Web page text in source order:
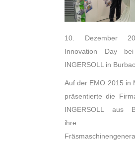
10. Dezember
Innovation Day
INGERSOLL in
Auf der EMO 2015 in
präsentierte die
INGERSOLL aus
ihre